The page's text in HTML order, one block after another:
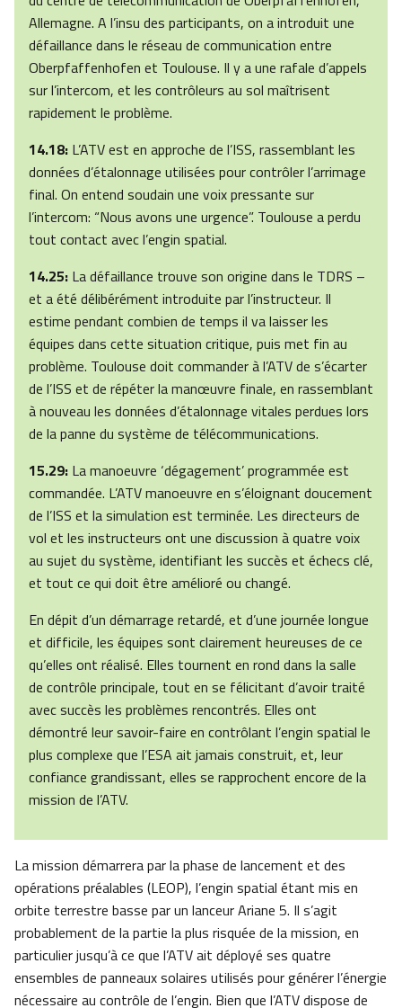
Allemagne. A l’insu des participants, on a introduit une
défaillance dans le réseau de communication entre
Oberpfaffenhofen et Toulouse. Il y a une rafale d’appels
sur l’intercom, et les contrôleurs au sol maîtrisent
rapidement le problème.
14.18: L’ATV est en approche de l’ISS, rassemblant les
données d’étalonnage utilisées pour contrôler l’arrimage
final. On entend soudain une voix pressante sur
l’intercom: “Nous avons une urgence”. Toulouse a perdu
tout contact avec l’engin spatial.
14.25: La défaillance trouve son origine dans le TDRS –
et a été délibérément introduite par l’instructeur. Il
estime pendant combien de temps il va laisser les
équipes dans cette situation critique, puis met fin au
problème. Toulouse doit commander à l’ATV de s’écarter
de l’ISS et de répéter la manœuvre finale, en rassemblant
à nouveau les données d’étalonnage vitales perdues lors
de la panne du système de télécommunications.
15.29: La manoeuvre ‘dégagement’ programmée est
commandée. L’ATV manoeuvre en s’éloignant doucement
de l’ISS et la simulation est terminée. Les directeurs de
vol et les instructeurs ont une discussion à quatre voix
au sujet du système, identifiant les succès et échecs clé,
et tout ce qui doit être amélioré ou changé.
En dépit d’un démarrage retardé, et d’une journée longue
et difficile, les équipes sont clairement heureuses de ce
qu’elles ont réalisé. Elles tournent en rond dans la salle
de contrôle principale, tout en se félicitant d’avoir traité
avec succès les problèmes rencontrés. Elles ont
démontré leur savoir-faire en contrôlant l’engin spatial le
plus complexe que l’ESA ait jamais construit, et, leur
confiance grandissant, elles se rapprochent encore de la
mission de l’ATV.
La mission démarrera par la phase de lancement et des
opérations préalables (LEOP), l’engin spatial étant mis en
orbite terrestre basse par un lanceur Ariane 5. Il s’agit
probablement de la partie la plus risquée de la mission, en
particulier jusqu’à ce que l’ATV ait déployé ses quatre
ensembles de panneaux solaires utilisés pour générer l’énergie
nécessaire au contrôle de l’engin. Bien que l’ATV dispose de